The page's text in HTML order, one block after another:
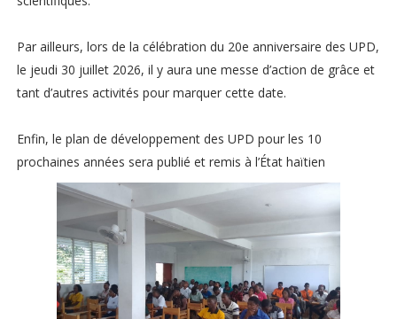
Par ailleurs, lors de la célébration du 20e anniversaire des UPD,
le jeudi 30 juillet 2026, il y aura une messe d’action de grâce et
tant d’autres activités pour marquer cette date.
Enfin, le plan de développement des UPD pour les 10
prochaines années sera publié et remis à l’État haïtien